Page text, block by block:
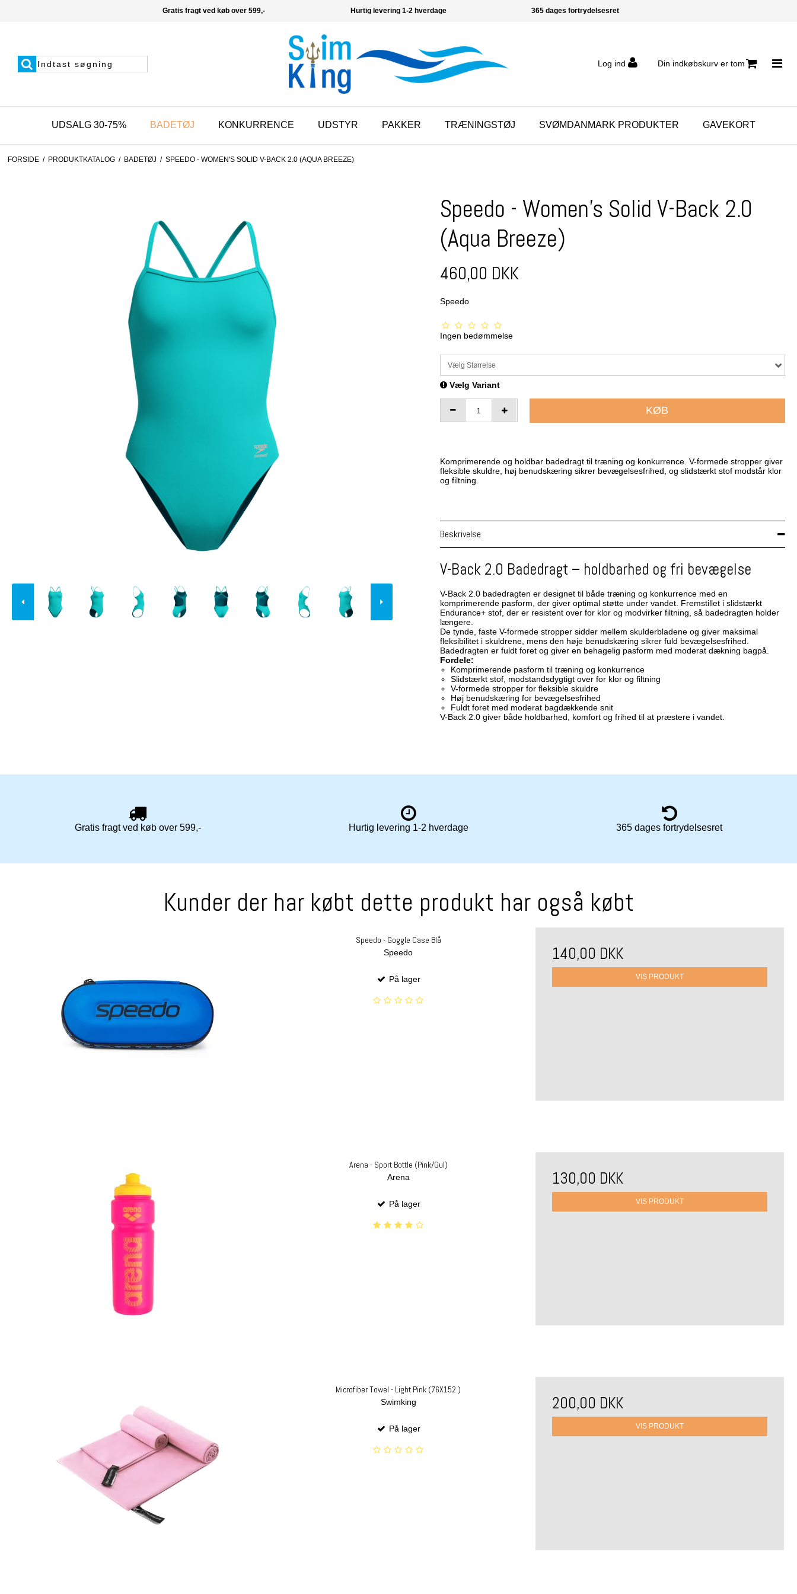
Gratis fragt ved køb over 599,- Hurtig levering 1-2 hverdage 365 dages fortrydelsesret
Log ind Din indkøbskurv er tom
UDSALG 30-75% BADETØJ KONKURRENCE UDSTYR PAKKER TRÆNINGSTØJ SVØMDANMARK PRODUKTER GAVEKORT
FORSIDE / PRODUKTKATALOG / BADETØJ / SPEEDO - WOMEN'S SOLID V-BACK 2.0 (AQUA BREEZE)
Speedo - Women's Solid V-Back 2.0
(Aqua Breeze)
460,00 DKK
Speedo
Ingen bedømmelse
Vælg Størrelse
Vælg Variant
KØB
Komprimerende og holdbar badedragt til træning og konkurrence. V-formede stropper giver
fleksible skuldre, høj benudskæring sikrer bevægelsesfrihed, og slidstærkt stof modstår klor
og filtning.
Beskrivelse
V-Back 2.0 Badedragt – holdbarhed og fri bevægelse
V-Back 2.0 badedragten er designet til både træning og konkurrence med en
komprimerende pasform, der giver optimal støtte under vandet. Fremstillet i slidstærkt
Endurance+ stof, der er resistent over for klor og modvirker filtning, så badedragten holder
længere.
De tynde, faste V-formede stropper sidder mellem skulderbladene og giver maksimal
fleksibilitet i skuldrene, mens den høje benudskæring sikrer fuld bevægelsesfrihed.
Badedragten er fuldt foret og giver en behagelig pasform med moderat dækning bagpå.
Fordele:
Komprimerende pasform til træning og konkurrence
Slidstærkt stof, modstandsdygtigt over for klor og filtning
V-formede stropper for fleksible skuldre
Høj benudskæring for bevægelsesfrihed
Fuldt foret med moderat bagdækkende snit
V-Back 2.0 giver både holdbarhed, komfort og frihed til at præstere i vandet.
Gratis fragt ved køb over 599,- Hurtig levering 1-2 hverdage 365 dages fortrydelsesret
Kunder der har købt dette produkt har også købt
Speedo - Goggle Case Blå
Speedo
På lager
140,00 DKK
VIS PRODUKT
Arena - Sport Bottle (Pink/Gul)
Arena
På lager
130,00 DKK
VIS PRODUKT
Microfiber Towel - Light Pink (76X152 )
Swimking
På lager
200,00 DKK
VIS PRODUKT